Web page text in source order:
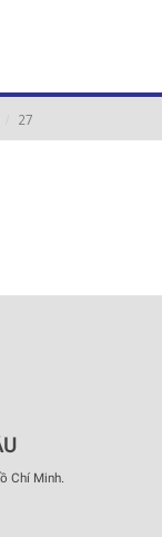
27
Chí Minh.